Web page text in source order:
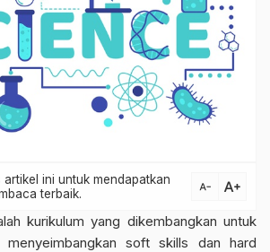
ini untuk mendapatkan
terbaik.
text_decrease text_increase
kurikulum yang dikembangkan untuk
menyeimbangkan soft skills dan hard